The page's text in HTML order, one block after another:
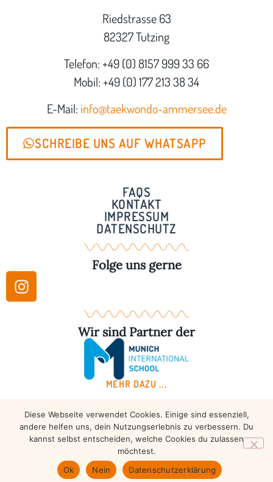
Riedstrasse 63
82327 Tutzing
Telefon: +49 (0) 8157 999 33 66
Mobil: +49 (0) 177 213 38 34
E-Mail: info@taekwondo-ammersee.de
SCHREIBE UNS AUF WHATSAPP
FAQS
KONTAKT
IMPRESSUM
DATENSCHUTZ
Folge uns gerne
Wir sind Partner der
MEHR DAZU ...
Copyright © 2026 – Taekwondo Ammersee | All rights
reserved.
Diese Webseite verwendet Cookies. Einige sind essenziell,
andere helfen uns, dein Nutzungserlebnis zu verbessern. Du
kannst selbst entscheiden, welche Cookies du zulassen
möchtest.
Ok
Nein Datenschutzerklärung